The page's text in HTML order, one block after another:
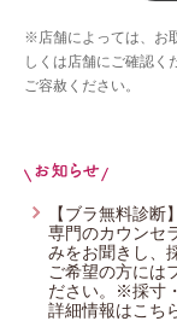
企業情報
プレゼント・
メールニュー
ウイング／レシ
ウイング／ティ
ウイング／フフ
CW-X
ワコール／らく
※店舗によっては、お
しくは店舗にご確認く
ご容赦ください。
【ブラ無料診断】
専門のカウンセ
みをお聞きし、
ご希望の方には
ださい。※採寸
詳細情報はこち